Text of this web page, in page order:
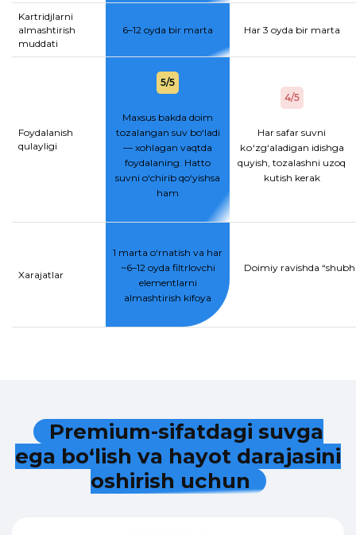
Kartridjlarni
almashtirish
muddati
6–12 oyda bir marta Har 3 oyda bir marta
Foydalanish
qulayligi
5/5
Maxsus bakda doim
tozalangan suv bo‘ladi
— xohlagan vaqtda
foydalaning. Hatto
suvni o‘chirib qo‘yishsa
ham
4/5
Har safar suvni
kо‘zg‘aladigan idishga
quyish, tozalashni uzoq
kutish kerak
Xarajatlar
1 marta o‘rnatish va har
~6–12 oyda filtrlovchi
elementlarni
almashtirish kifoya
Doimiy ravishda
Premium-sifatdagi suvga
ega bo‘lish va hayot darajasini
oshirish uchun